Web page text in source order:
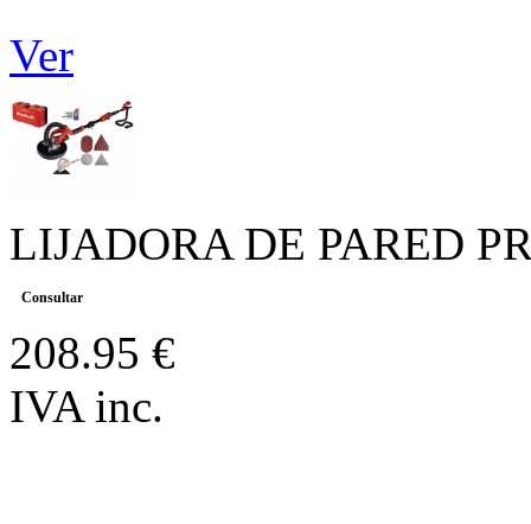
Ver
LIJADORA DE PARED
Consultar
208.95 €
IVA inc.